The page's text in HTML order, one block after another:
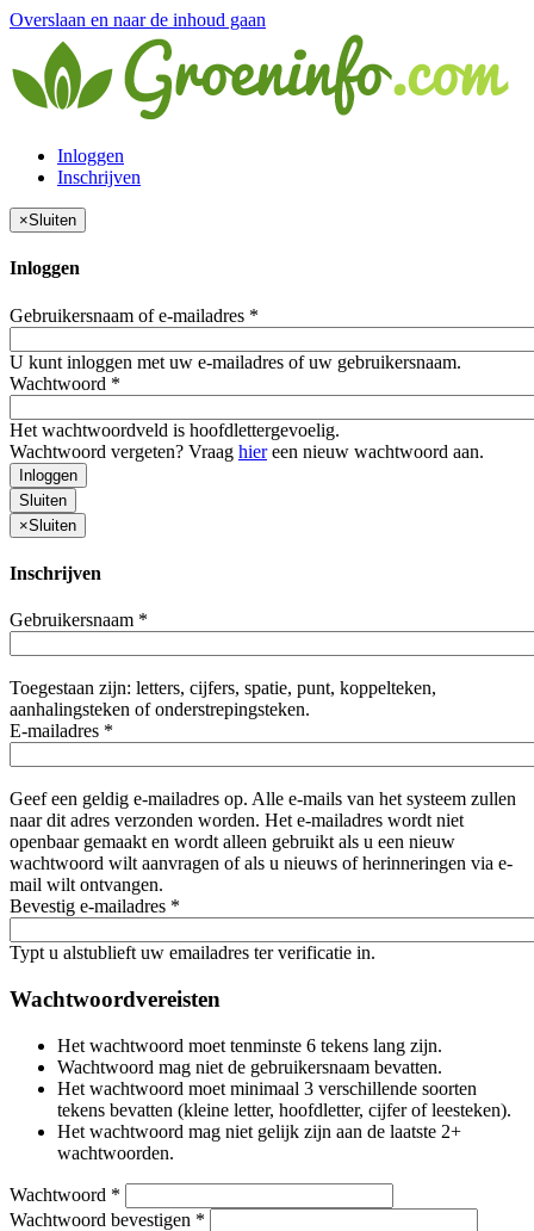
Overslaan en naar de inhoud gaan
Inloggen
Inschrijven
×Sluiten
Inloggen
Gebruikersnaam of e-mailadres *
U kunt inloggen met uw e-mailadres of uw gebruikersnaam.
Wachtwoord *
Het wachtwoordveld is hoofdlettergevoelig.
Wachtwoord vergeten? Vraag hiereen nieuw wachtwoord aan.
Inloggen
Sluiten
×Sluiten
Inschrijven
Gebruikersnaam *
Toegestaan zijn: letters, cijfers, spatie, punt, koppelteken,
aanhalingsteken of onderstrepingsteken.
E-mailadres *
Geef een geldig e-mailadres op. Alle e-mails van het systeem zullen
naar dit adres verzonden worden. Het e-mailadres wordt niet
openbaar gemaakt en wordt alleen gebruikt als u een nieuw
wachtwoord wilt aanvragen of als u nieuws of herinneringen via e-
mail wilt ontvangen.
Bevestig e-mailadres *
Typt u alstublieft uw emailadres ter verificatie in.
Wachtwoordvereisten
Het wachtwoord moet tenminste 6 tekens lang zijn.
Wachtwoord mag niet de gebruikersnaam bevatten.
Het wachtwoord moet minimaal 3 verschillende soorten
tekens bevatten (kleine letter, hoofdletter, cijfer of leesteken).
Het wachtwoord mag niet gelijk zijn aan de laatste 2+
wachtwoorden.
Wachtwoord *
Wachtwoord bevestigen *